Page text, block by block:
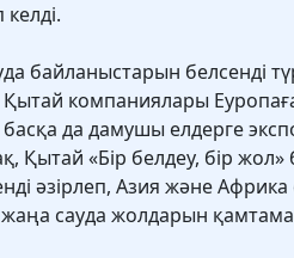
байланыстарын белсенді
компаниялары
да дамушы елдерге
Қытай «Бір белдеу, бір
әзірлеп, Азия және Африка
сауда жолдарын